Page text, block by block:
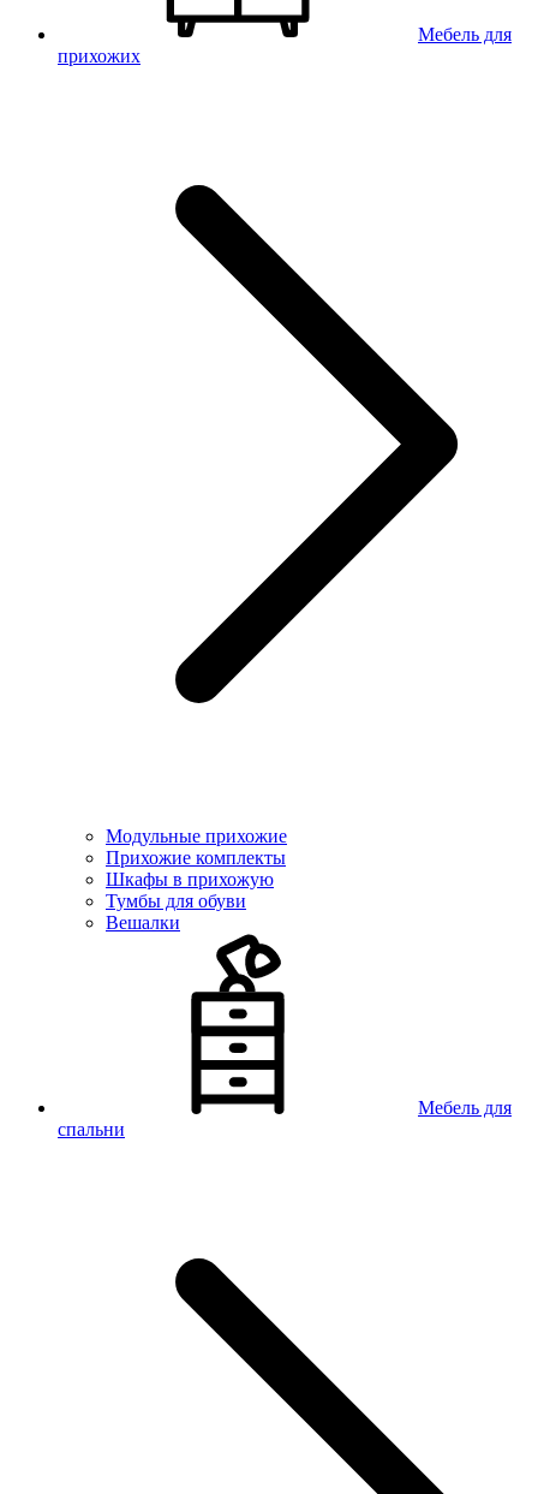
Мебель для
прихожих
Модульные прихожие
Прихожие комплекты
Шкафы в прихожую
Тумбы для обуви
Вешалки
Мебель для
спальни